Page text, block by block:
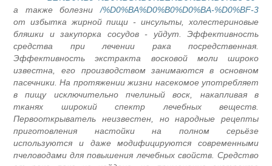
%D0%BA%D0%B0%D0%BA-%D0%BF-3/
а также болезни
от избытка жирной пищи - инсульты, холестериновые
бляшки и закупорка сосудов - уйдут. Эффективность
средства при лечении рака посредственная.
Эффективность экстракта восковой моли широко
известна, его производством занимаются в основном
пасечники. На протяжении жизни насекомое употребляет
в пищу исключительно пчелиный воск, накапливая в
тканях широкий спектр лечебных веществ.
Первооткрыватель неизвестен, но народные рецепты
приготовления настойки на полном серьёзе
используются и даже модифицируются современными
пчеловодами для повышения лечебных свойств. Средство